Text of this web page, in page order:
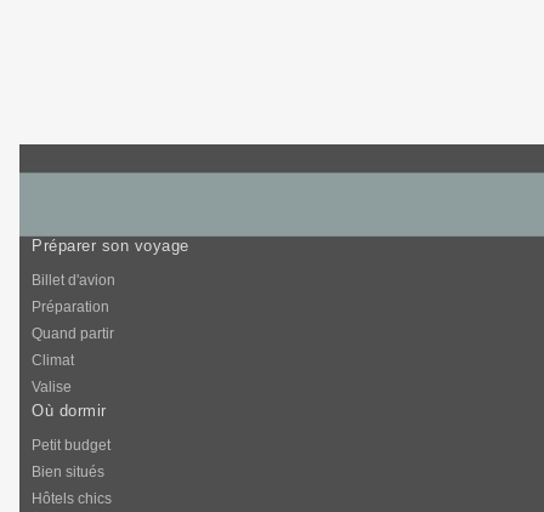
Préparer son voyage
Billet d'avion
Préparation
Quand partir
Climat
Valise
Où dormir
Petit budget
Bien situés
Hôtels chics